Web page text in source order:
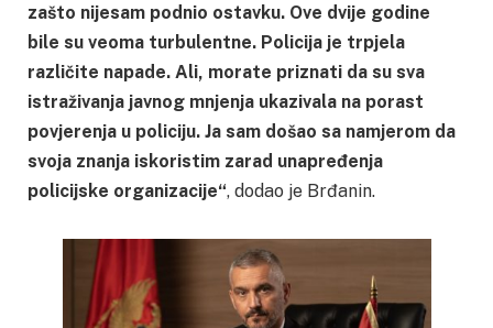
zašto nijesam podnio ostavku. Ove dvije godine
bile su veoma turbulentne. Policija je trpjela
različite napade. Ali, morate priznati da su sva
istraživanja javnog mnjenja ukazivala na porast
povjerenja u policiju. Ja sam došao sa namjerom da
svoja znanja iskoristim zarad unapređenja
policijske organizacije“, dodao je Brđanin.